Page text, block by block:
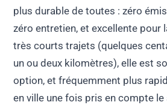
plus durable de toutes : zéro
zéro entretien, et excellente pour
très courts trajets (quelques
un ou deux kilomètres), elle est
option, et fréquemment plus
en ville une fois pris en compte